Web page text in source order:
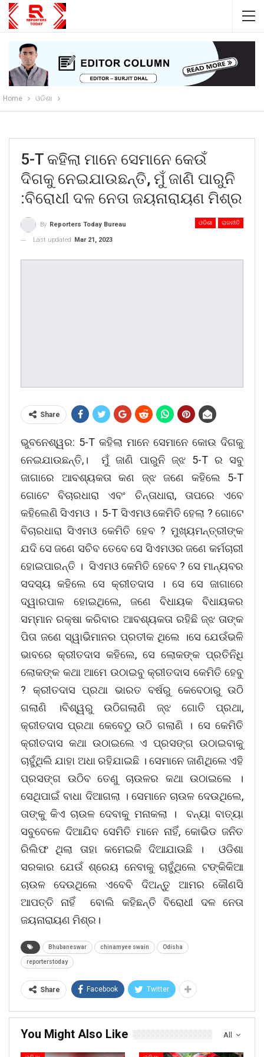
Home ଓଡିଶା
5-T କହିଲା ମାନେ ସେମାନେ କେଉଁ
ଦିଗକୁ ନେଇଯାଉଛନ୍ତି, ମୁଁ ଜାଣି ପାରୁନି
:ବିରୋଧୀ ଦଳ ନେତା ଜୟନାରାୟଣ ମିଶ୍ର
ଓଡିଶା ରାଜନୀତି
By Reporters Today Bureau
Last updated
Mar 21, 2023
Share
ଭୁବନେଶ୍ୱର: 5-T କହିଲା ମାନେ ସେମାନେ କୋଉ ଦିଗକୁ
ନେଇଯାଉଛନ୍ତି,। ମୁଁ ଜାଣି ପାରୁନି ଜ୍ଝ 5-T ର ସବୁ
ଜାଗାରେ ଆବଶ୍ୟକତା କଣ ଜ୍ଝ ଜଣେ କହିଲେ 5-T
ଗୋଟେ ବିଚାରଧାରା ଏବଂ ଚିନ୍ତାଧାରା, ତାପରେ ଏବେ
କହିଲେଣି ସିଏମଓ । 5-T ସିଏମଓ କେମିତି ହେଲା ? ଗୋଟେ
ବିଚାରଧାରା ସିଏମଓ କେମିତି ହେବ ? ମୁଖ୍ୟମନ୍ତ୍ରୀଙ୍କ
ଯଦି ସେ ଜଣେ ସଚିବ ତେବେ ସେ ସିଏମଓର ଜଣେ କର୍ମଚାରୀ
ହୋଇପାରନ୍ତି । ସିଏମଓ କେମିତି ହେବେ ? ସେ ମାନ୍ୟବର
ସଦସ୍ୟ କହିଲେ ସେ କ୍ରୀତଦାସ । ସେ ସେ ଜାଗାରେ
ଦ୍ୱାରପାଳ ହୋଇଥିଲେ, ଜଣେ ବିଧାୟକ ବିଧାୟକର
ସମ୍ମାନ ରକ୍ଷା କରିବାର ଆବଶ୍ୟକତା ରହିଛି ଜ୍ଝ ତାଙ୍କ
ପିତା ଜଣେ ସ୍ୱାଭିମାନର ପ୍ରତୀକ ଥିଲେ ।ସେ ଯେଉଁଭଳି
ଭାବରେ କ୍ରୀତଦାସ କହିଲେ, ସେ ଲୋକଙ୍କ ପ୍ରତିନିଧି
ଲୋକଙ୍କ କଥା ଆମେ ଉଠାଇବୁ କ୍ରୀତଦାସ କେମିତି ହେବୁ
? କ୍ରୀତଦାସ ପ୍ରଥା ଭାରତ ବର୍ଷରୁ କେବେଠାରୁ ଉଠି
ଗଲାଣି ।ବିଶ୍ୱରୁ ଉଠିଗଲାଣି ଜ୍ଝ ଗୋତି ପ୍ରଥା,
କ୍ରୀତଦାସ ପ୍ରଥା କେବେଠୁ ଉଠି ଗଲାଣି । ସେ କେମିତି
କ୍ରୀତଦାସ କଥା ଉଠାଇଲେ ଏ ପ୍ରସଙ୍ଗ ଉଠାଇବାକୁ
ଚାହୁଁଥିଲି ଯାହା ଅଧା ରହିଯାଇଛି । ସେମାନେ ଜାଣିଥିଲେ ଏହି
ପ୍ରସଙ୍ଗ ଉଠିବ ତେଣୁ ଚାଉଳର କଥା ଉଠାଇଲେ ।
ସେଥିପାଇଁ ବାଧା ଦିଆଗଲା । ସେମାନେ ଚାଉଳ ଦେଉଥିଲେ,
ତାଙ୍କୁ କିଏ ଚାଉଳ ଦେବାକୁ ମନାକଲା । ବନ୍ୟା ବାତ୍ୟା
ସବୁବେଳେ ଦିଆଯିବ ସେମିତି ମାନେ ନାହିଁ, କୋଭିଡ ଜନିତ
ରିଲିଫ ଥିଲା ତାହା କମେଇକି ଦିଆଯାଉଛି । ଓଡିଶା
ସରକାର ଯେଉଁ ଶ୍ରେୟ ନେବାକୁ ଚାହୁଁଥିଲେ ଟଙ୍କିକିଆ
ଚାଉଳ ଦେଉଥିଲେ ଏବେବି ଦିଅନ୍ତୁ ଆମର କୌଣସି
ଆପତ୍ତି ନାହିଁ ବୋଲି କହିଛନ୍ତି ବିରୋଧୀ ଦଳ ନେତା
ଜୟନାରାୟଣ ମିଶ୍ର।
Bhubaneswar chinamyee swain Odisha
reporterstoday
Share Facebook Twitter
All
You Might Also Like